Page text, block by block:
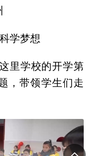
学梦想
里学校的开学第
，带领学生们走